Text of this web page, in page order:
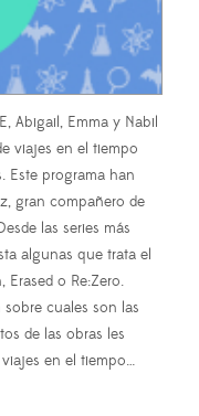
Abigail, Emma y Nabil
viajes en el tiempo
Este programa han
gran compañero de
las series más
algunas que trata el
o Re:Zero.
cuales son las
de las obras les
en el tiempo…